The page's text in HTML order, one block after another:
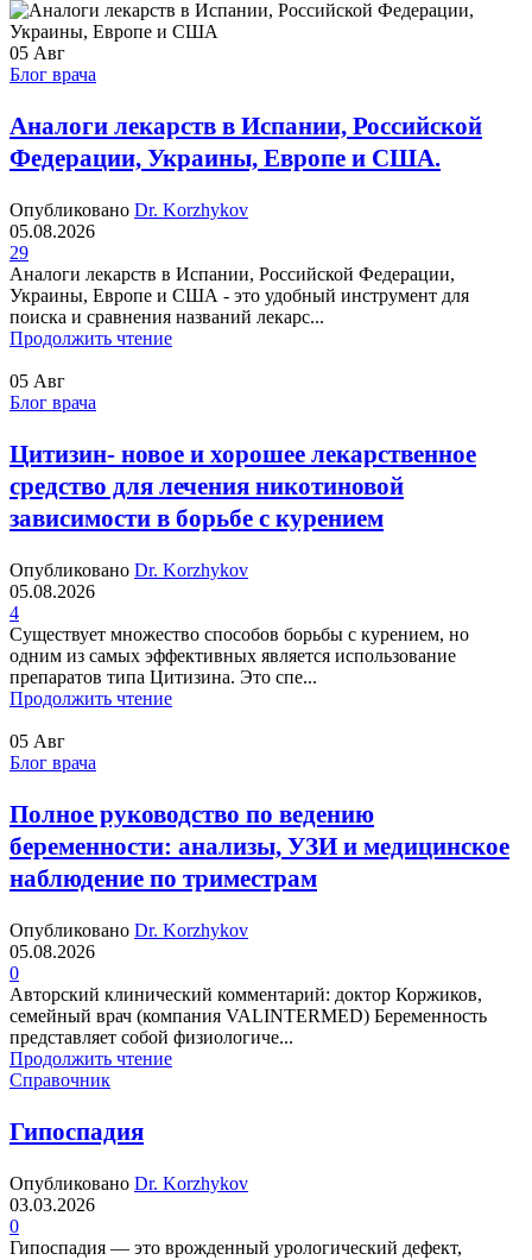
05 Авг
Блог врача
Аналоги лекарств в Испании, Российской
Федерации, Украины, Европе и США.
Опубликовано Dr. Korzhykov
05.08.2026
29
Аналоги лекарств в Испании, Российской Федерации,
Украины, Европе и США - это удобный инструмент для
поиска и сравнения названий лекарс...
Продолжить чтение
05 Авг
Блог врача
Цитизин- новое и хорошее лекарственное
средство для лечения никотиновой
зависимости в борьбе с курением
Опубликовано Dr. Korzhykov
05.08.2026
4
Существует множество способов борьбы с курением, но
одним из самых эффективных является использование
препаратов типа Цитизина. Это спе...
Продолжить чтение
05 Авг
Блог врача
Полное руководство по ведению
беременности: анализы, УЗИ и медицинское
наблюдение по триместрам
Опубликовано Dr. Korzhykov
05.08.2026
0
Авторский клинический комментарий: доктор Коржиков,
семейный врач (компания VALINTERMED) Беременность
представляет собой физиологиче...
Продолжить чтение
Справочник
Гипоспадия
Опубликовано Dr. Korzhykov
03.03.2026
0
Гипоспадия — это врожденный урологический дефект,